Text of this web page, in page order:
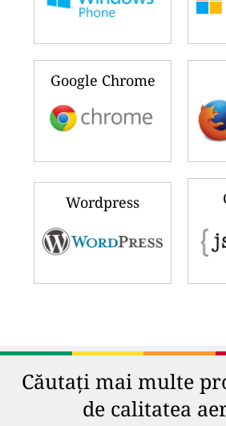
Google Chrome
Wordpress
Căutați mai multe
de calitatea